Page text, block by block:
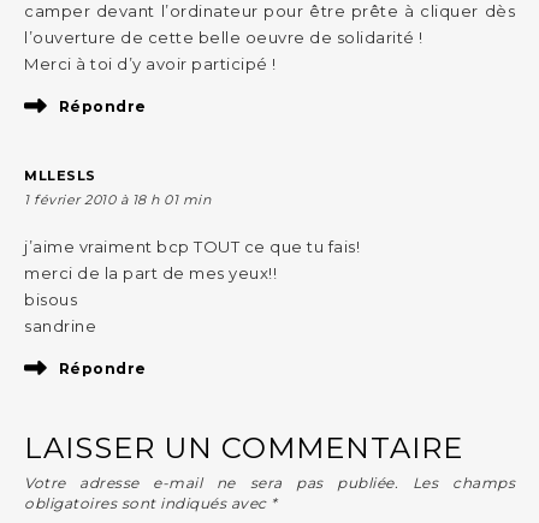
camper devant l’ordinateur pour être prête à cliquer dès
l’ouverture de cette belle oeuvre de solidarité !
Merci à toi d’y avoir participé !
Répondre
MLLESLS
1 février 2010 à 18 h 01 min
j’aime vraiment bcp TOUT ce que tu fais!
merci de la part de mes yeux!!
bisous
sandrine
Répondre
LAISSER UN COMMENTAIRE
Votre adresse e-mail ne sera pas publiée.
Les champs
obligatoires sont indiqués avec *